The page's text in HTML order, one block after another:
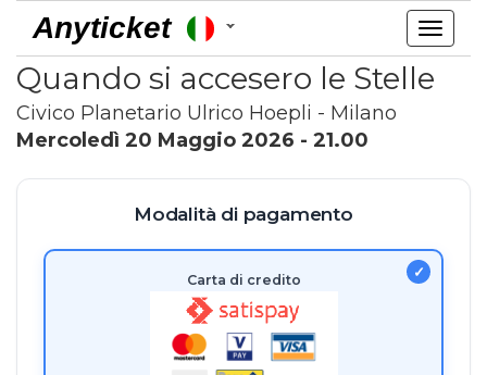
Anyticket
Quando si accesero le Stelle
Civico Planetario Ulrico Hoepli - Milano
Mercoledì 20 Maggio 2026 - 21.00
Modalità di pagamento
Carta di credito